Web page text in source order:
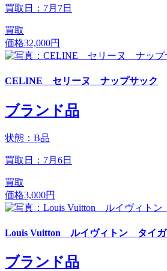
買取日：7月7日
買取
価格32,000円
CELINE セリーヌ ナップサック
ブランド品
状態：B品
買取日：7月6日
買取
価格3,000円
Louis Vuitton ルイヴィトン タイ
ブランド品